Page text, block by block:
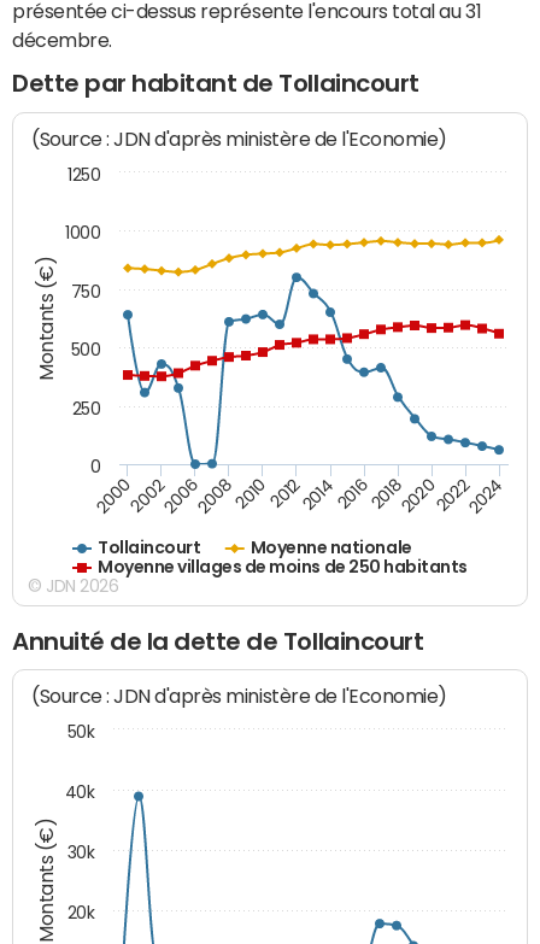
présentée ci-dessus représente l'encours total au 31
décembre.
Dette par habitant de Tollaincourt
Montants (€)
(Source : JDN d'après ministère de l'Economie)
Tollaincourt
Moyenne nationale
Moyenne villages de moins de 250 habitants
200020022006200820102012201420162018202020222024
0
250
500
750
1000
1250
© JDN 2026
Annuité de la dette de Tollaincourt
Montants (€)
(Source : JDN d'après ministère de l'Economie)
20k
30k
40k
50k